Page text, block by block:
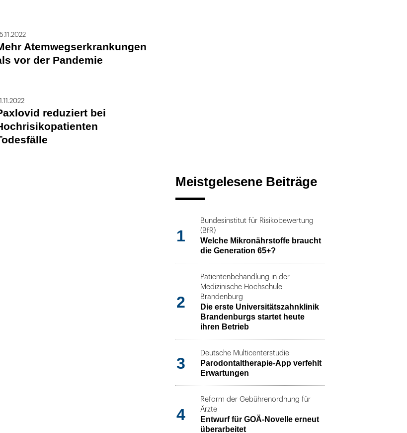
Atemwegserkrankungen
vor der Pandemie
reduziert bei
Meistgelesene Beiträge
1
Bundesinstitut für Risikobewertung
(BfR)
Welche Mikronährstoffe braucht
die Generation 65+?
2
Patientenbehandlung in der
Medizinische Hochschule
Brandenburg
Die erste Universitätszahnklinik
Brandenburgs startet heute
ihren Betrieb
3
Deutsche Multicenterstudie
Parodontaltherapie-App verfehlt
Erwartungen
4
Reform der Gebührenordnung für
Ärzte
Entwurf für GOÄ-Novelle erneut
überarbeitet